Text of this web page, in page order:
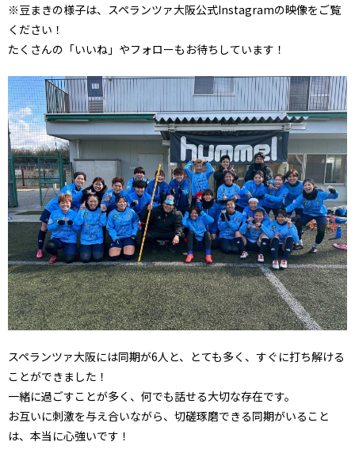
※豆まきの様子は、スペランツァ大阪公式Instagramの映像をご覧
ください！
たくさんの「いいね」やフォローもお待ちしています！
スペランツァ大阪には同期が6人と、とても多く、すぐに打ち解ける
ことができました！
一緒に過ごすことが多く、何でも話せる大切な存在です。
お互いに刺激を与え合いながら、切磋琢磨できる同期がいること
は、本当に心強いです！